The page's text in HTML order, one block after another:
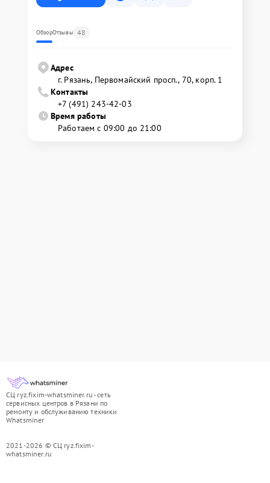
ОбзорОтзывы 48
Адрес
г. Рязань, Первомайский просп., 70, корп. 1
Контакты
+7 (491) 243-42-03
Время работы
Работаем с 09:00 до 21:00
СЦ ryz.fixim-whatsminer.ru - сеть
сервисных центров в Рязани по
ремонту и обслуживанию техники
Whatsminer
2021-2026 © СЦ ryz.fixim-
whatsminer.ru